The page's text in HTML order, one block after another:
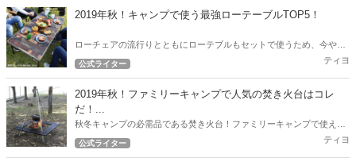
2019年秋！キャンプで使う最強ローテーブルTOP5！
ローチェアの流行りとともにローテブルもセットで使うため、今やロ
ーテーブルの沢山の選択肢が出てきました。 今回は2019年秋！キャン
公式ライター ティヨ
2019年秋！ファミリーキャンプで人気の焚き火台はコレ
だ！...
秋冬キャンプの必需品である焚き火台！ファミリーキャンプで使える
人気の焚き火台をアウトドアハック独自の調査で徹底リサーチ！2019
公式ライター ティヨ